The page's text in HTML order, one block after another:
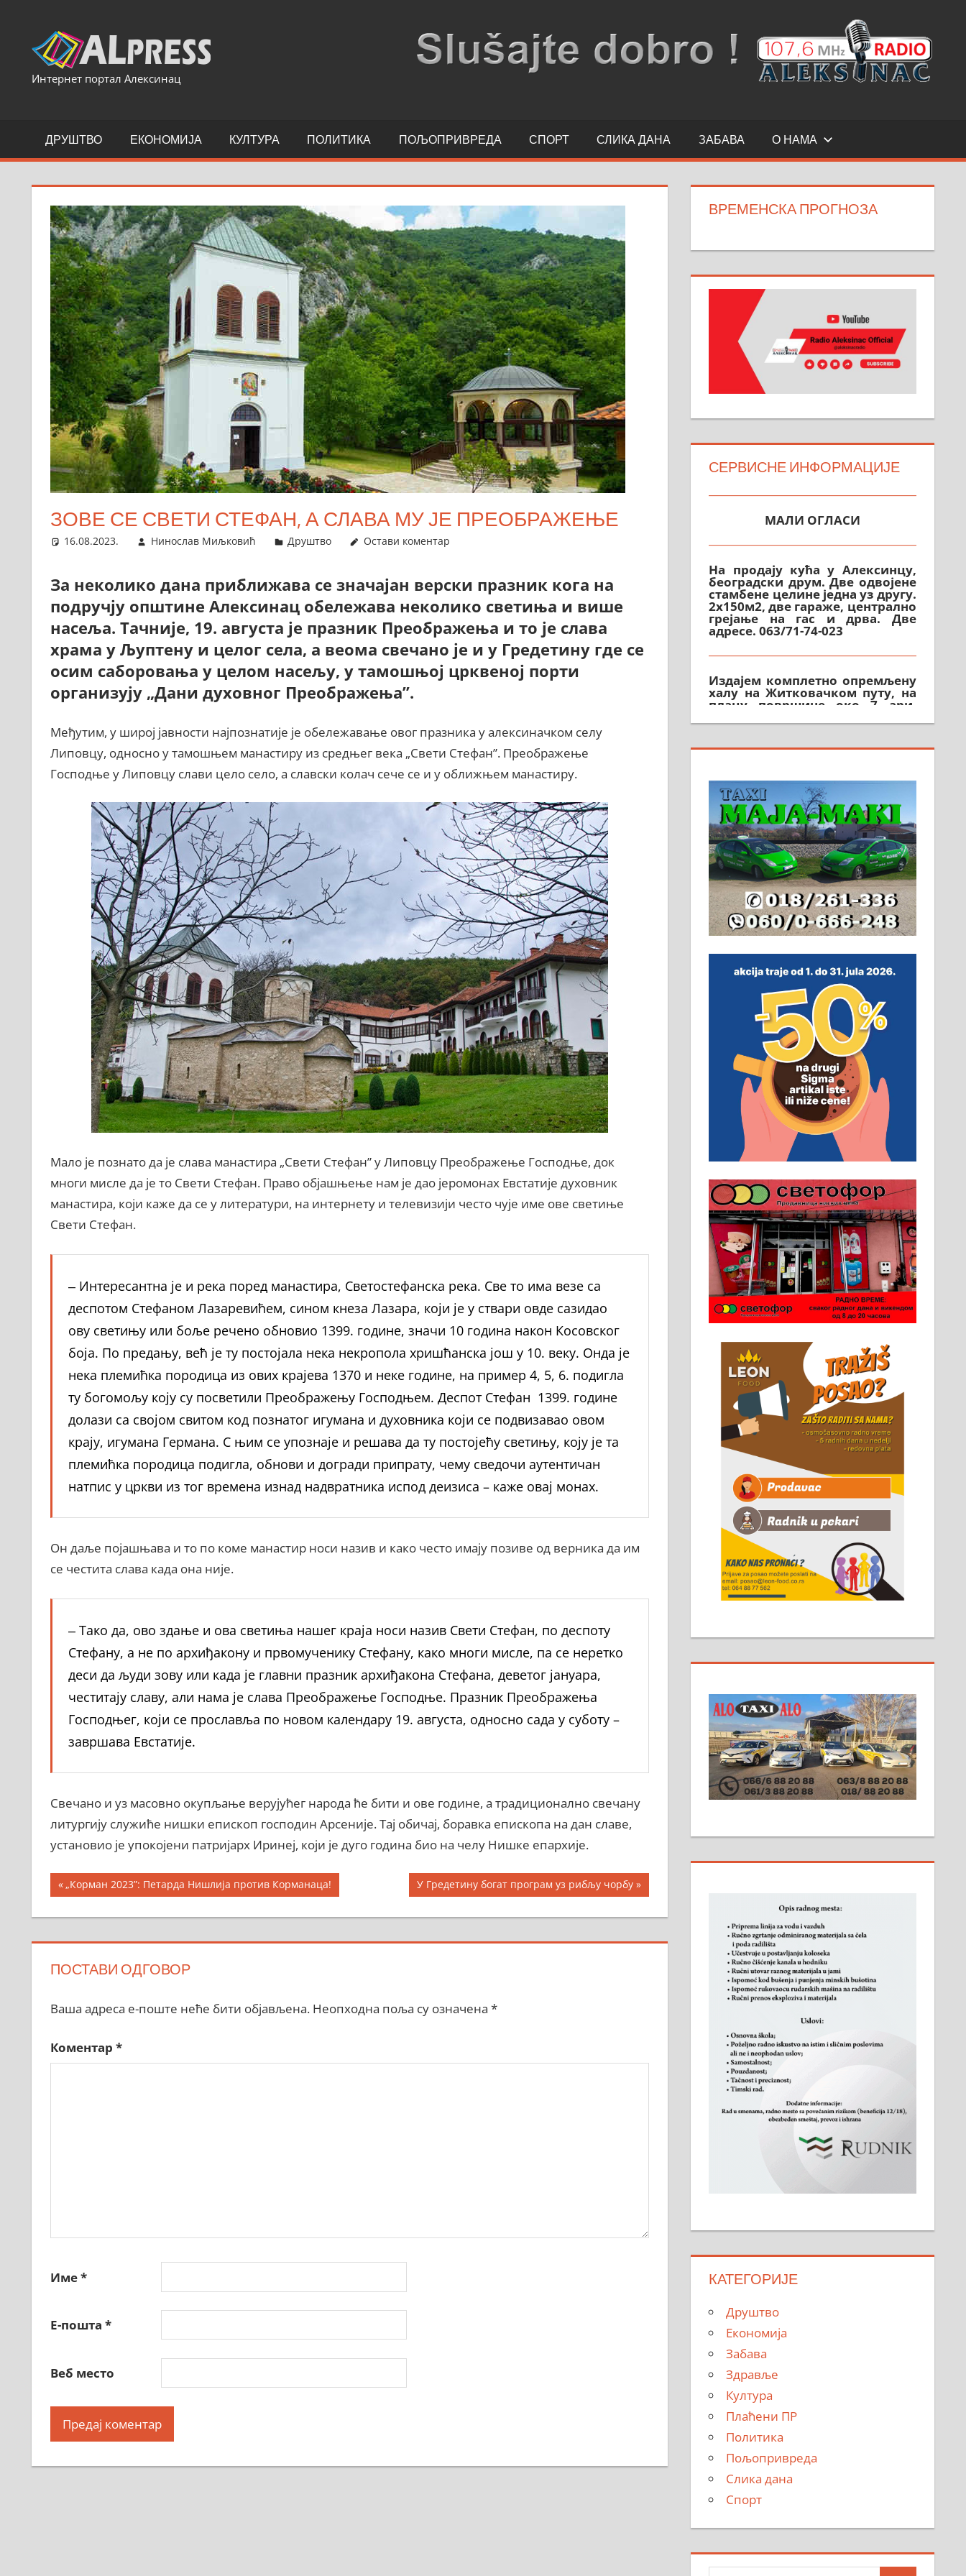
content
Интернет портал Алексинац
ДРУШТВО ЕКОНОМИЈА КУЛТУРА ПОЛИТИКА ПОЉОПРИВРЕДА СПОРТ СЛИКА ДАНА ЗАБАВА О НАМА
ЗОВЕ СЕ СВЕТИ СТЕФАН, А СЛАВА МУ ЈЕ ПРЕОБРАЖЕЊЕ
16.08.2023. Нинослав Миљковић Друштво Остави коментар
За неколико дана приближава се значајан верски празник кога на
подручју општине Алексинац обележава неколико светиња и више
насеља. Тачније, 19. августа је празник Преображења и то је слава
храма у Љуптену и целог села, а веома свечано је и у Гредетину где се
осим саборовања у целом насељу, у тамошњој црквеној порти
организују „Дани духовног Преображења”.
Међутим, у широј јавности најпознатије је обележавање овог празника у алексиначком селу
Липовцу, односно у тамошњем манастиру из средњег века „Свети Стефан”. Преображење
Господње у Липовцу слави цело село, а славски колач сече се и у оближњем манастиру.
Мало је познато да је слава манастира „Свети Стефан” у Липовцу Преображење Господње, док
многи мисле да је то Свети Стефан. Право објашњење нам је дао јеромонах Евстатије духовник
манастира, који каже да се у литератури, на интернету и телевизији често чује име ове светиње
Свети Стефан.
‒ Интересантна је и река поред манастира, Светостефанска река. Све то има везе са
деспотом Стефаном Лазаревићем, сином кнеза Лазара, који је у ствари овде сазидао
ову светињу или боље речено обновио 1399. године, значи 10 година након Косовског
боја. По предању, већ је ту постојала нека некропола хришћанска још у 10. веку. Онда је
нека племићка породица из ових крајева 1370 и неке године, на пример 4, 5, 6. подигла
ту богомољу коју су посветили Преображењу Господњем. Деспот Стефан 1399. године
долази са својом свитом код познатог игумана и духовника који се подвизавао овом
крају, игумана Германа. С њим се упознаје и решава да ту постојећу светињу, коју је та
племићка породица подигла, обнови и догради припрату, чему сведочи аутентичан
натпис у цркви из тог времена изнад надвратника испод деизиса – каже овај монах.
Он даље појашњава и то по коме манастир носи назив и како често имају позиве од верника да им
се честита слава када она није.
‒ Тако да, ово здање и ова светиња нашег краја носи назив Свети Стефан, по деспоту
Стефану, а не по архиђакону и првомученику Стефану, како многи мисле, па се неретко
деси да људи зову или када је главни празник архиђакона Стефана, деветог јануара,
честитају славу, али нама је слава Преображење Господње. Празник Преображења
Господњег, који се прославља по новом календару 19. августа, односно сада у суботу –
завршава Евстатије.
Свечано и уз масовно окупљање верујућег народа ће бити и ове године, а традиционално свечану
литургију служиће нишки епископ господин Арсеније. Тај обичај, боравка епископа на дан славе,
установио је упокојени патријарх Иринеј, који је дуго година био на челу Нишке епархије.
Кретање
чланка
Previous
Post:
„Корман 2023”: Петарда Нишлија против Корманаца!
Next
Post:
У Гредетину богат програм уз рибљу чорбу
ПОСТАВИ ОДГОВОР
Ваша адреса е-поште неће бити објављена. Неопходна поља су означена *
Коментар *
Име*
Е-пошта *
Веб место
ВРЕМЕНСКА ПРОГНОЗА
СЕРВИСНЕ ИНФОРМАЦИЈЕ
МАЛИ ОГЛАСИ
На продају кућа у Алексинцу,
београдски друм. Две одвојене
стамбене целине једна уз другу.
2х150м2, две гараже, централно
грејање на гас и дрва. Две
адресе. 063/71-74-023
Издајем комплетно опремљену
халу на Житковачком путу, на
плацу површине око 7 ари.
064/321-80-51; 063/102-35-25
На продају легализована, нова,
Зеленом виру у Алексинцу.
Могућа замена. 064/21-63-584
ПОСЛОВНИ ОГЛАСИ
Рудник и флотација Рудник
д.о.о. Рудник запошљава 20
помоћника рудара. Услови:
Основна школа, пожељно
сличним пословима, али не и
неопходан услов. Обезбеђен
смештај, превоз, исхрана.
032/57-41-122 – локал 22
Пружам услуге завршних
радова у грађевини,
хидроизолације и молерских
радова. 061/25-28-058
Ало таксију потребан возач са Б
категоријом. 064/02-85-511
Потребна два радника за рад на
стоваришту „Липа промет” у
Алексинцу. За више
информација доћи лично на
стовариште у улици Максима
Горког 26 сваког радног дана од
8 до 15 часова. 063/465-045
Чистим све врсте димњака.
061/32-13-445
КАТЕГОРИЈЕ
Друштво
Економија
Забава
Здравље
Култура
Плаћени ПР
Политика
Пољопривреда
Слика дана
Спорт